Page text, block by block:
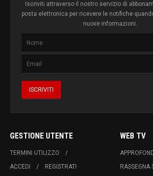
Iscriviti attraverso il nostro servizio di
posta elettronica per ricevere le notifiche
nuove informazioni.
GESTIONE UTENTE
TERMINI UTILIZZO
ACCEDI
REGISTRATI
WEB TV
RASSEGNA